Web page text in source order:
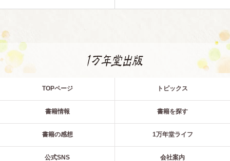
TOPページ トピックス
書籍情報 書籍を探す
書籍の感想 1万年堂ライフ
公式SNS 会社案内